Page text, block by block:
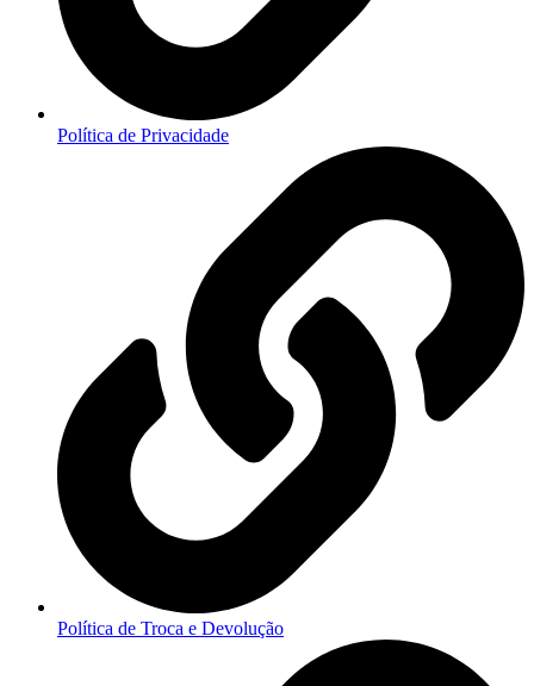
Política de Privacidade
Política de Troca e Devolução